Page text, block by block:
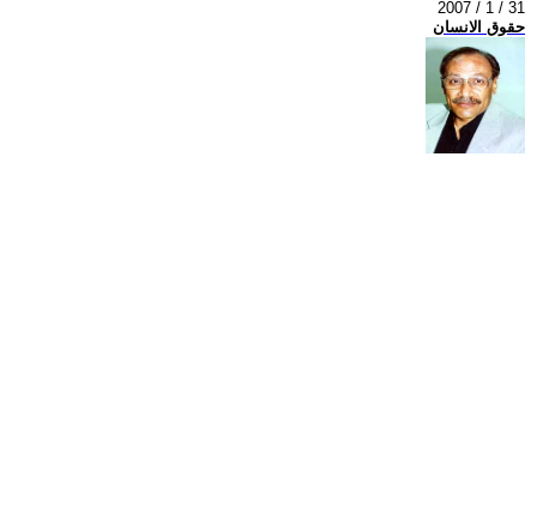
2007 / 1 / 31
حقوق الانسان